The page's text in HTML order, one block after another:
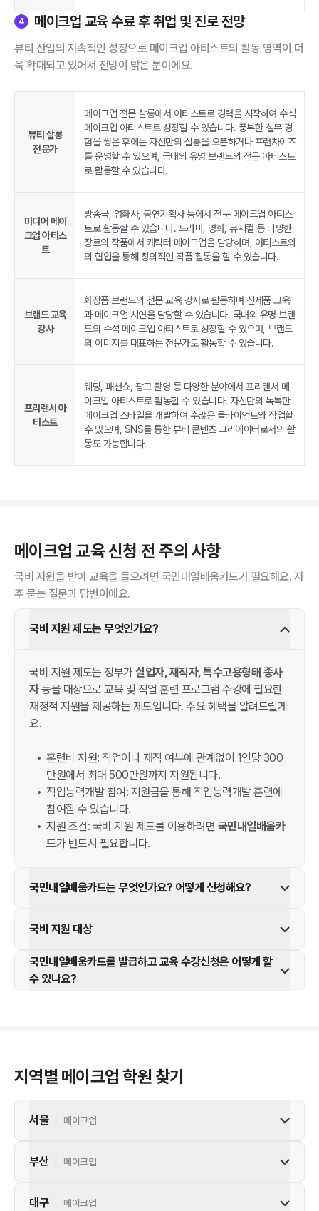
4 메이크업 교육 수료 후 취업 및 진로 전망
뷰티 산업의 지속적인 성장으로 메이크업 아티스트의 활동 영역이 더
욱 확대되고 있어서 전망이 밝은 분야에요.
뷰티 살롱
전문가
메이크업 전문 살롱에서 아티스트로 경력을 시작하여 수석
메이크업 아티스트로 성장할 수 있습니다. 풍부한 실무 경
험을 쌓은 후에는 자신만의 살롱을 오픈하거나 프랜차이즈
를 운영할 수 있으며, 국내외 유명 브랜드의 전문 아티스트
로 활동할 수 있습니다.
미디어 메이
크업 아티스
트
방송국, 영화사, 공연기획사 등에서 전문 메이크업 아티스
트로 활동할 수 있습니다. 드라마, 영화, 뮤지컬 등 다양한
장르의 작품에서 캐릭터 메이크업을 담당하며, 아티스트와
의 협업을 통해 창의적인 작품 활동을 할 수 있습니다.
브랜드 교육
강사
화장품 브랜드의 전문 교육 강사로 활동하며 신제품 교육
과 메이크업 시연을 담당할 수 있습니다. 국내외 유명 브랜
드의 수석 메이크업 아티스트로 성장할 수 있으며, 브랜드
의 이미지를 대표하는 전문가로 활동할 수 있습니다.
프리랜서 아
티스트
웨딩, 패션쇼, 광고 촬영 등 다양한 분야에서 프리랜서 메
이크업 아티스트로 활동할 수 있습니다. 자신만의 독특한
메이크업 스타일을 개발하여 수많은 클라이언트와 작업할
수 있으며, SNS를 통한 뷰티 콘텐츠 크리에이터로서의 활
동도 가능합니다.
메이크업 교육 신청 전 주의 사항
국비 지원을 받아 교육을 들으려면 국민내일배움카드가 필요해요. 자
주 묻는 질문과 답변이에요.
국비 지원 제도는 무엇인가요?
국비 지원 제도는 정부가실업자, 재직자, 특수고용형태 종사
자등을 대상으로 교육 및 직업 훈련 프로그램 수강에 필요한
재정적 지원을 제공하는 제도입니다. 주요 혜택을 알려드릴게
요.
훈련비 지원: 직업이나 재직 여부에 관계없이 1인당 300
만원에서 최대 500만원까지 지원됩니다.
직업능력개발 참여: 지원금을 통해 직업능력개발 훈련에
참여할 수 있습니다.
지원 조건: 국비 지원 제도를 이용하려면 국민내일배움카
드가 반드시 필요합니다.
국민내일배움카드는 무엇인가요? 어떻게 신청해요?
국비 지원 대상
국민내일배움카드를 발급하고 교육 수강신청은 어떻게 할
수 있나요?
지역별 메이크업 학원 찾기
서울 메이크업
부산 메이크업
대구 메이크업